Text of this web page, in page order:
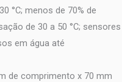
°C; menos de 70% de
de 30 a 50 °C; sensores
em água até
de comprimento x 70 mm